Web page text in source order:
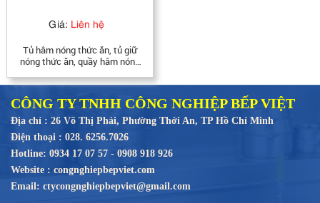
Giá: Liên hệ
Tủ hâm nóng thức ăn, tủ giữ
nóng thức ăn, quầy hâm nóng
ăn được công ty TNHH Công
Nghiệp Bếp Việt sản xuất hoàn
toàn bằng inox 304 cao cấp,
không gỉ, bảo hành 12 tháng,
miễn phí giao hàng và lắp đặt
tại tphcm.
CÔNG TY TNHH CÔNG NGHIỆP BẾP VIỆT
Địa chỉ : 26 Võ Thị Phải, Phường Thới An, TP Hồ Chí Minh
Điện thoại : 028. 6256.7026
Hotline: 0934 17 07 57 - 0908 918 926
Website : congnghiepbepviet.com
Email: ctycongnghiepbepviet@gmail.com